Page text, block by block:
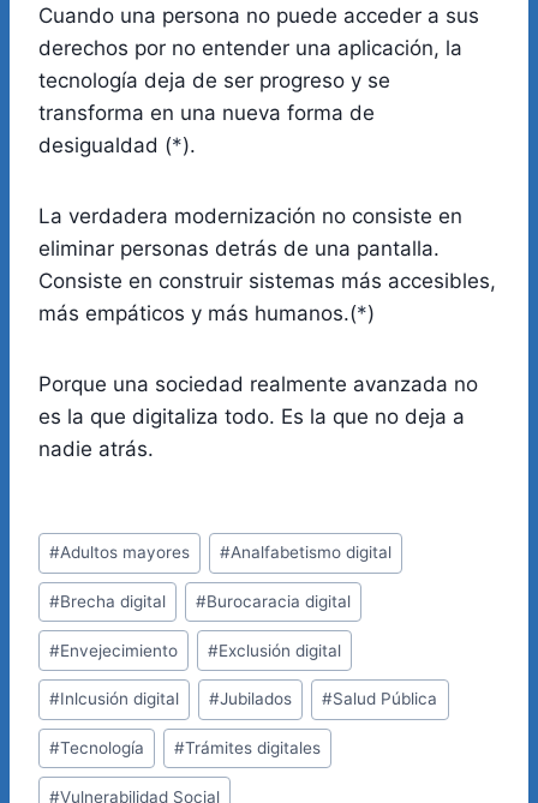
Cuando una persona no puede acceder a sus
derechos por no entender una aplicación, la
tecnología deja de ser progreso y se
transforma en una nueva forma de
desigualdad (*).
La verdadera modernización no consiste en
eliminar personas detrás de una pantalla.
Consiste en construir sistemas más accesibles,
más empáticos y más humanos.(*)
Porque una sociedad realmente avanzada no
es la que digitaliza todo. Es la que no deja a
nadie atrás.
Etiquetas
de
la
entrada:
#Adultos mayores #Analfabetismo digital
#Brecha digital #Burocaracia digital
#Envejecimiento #Exclusión digital
#Inlcusión digital #Jubilados #Salud Pública
#Tecnología #Trámites digitales
#Vulnerabilidad Social